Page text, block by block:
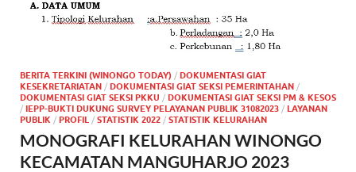
BERITA TERKINI (WINONGO TODAY) / DOKUMENTASI GIAT
KESEKRETARIATAN / DOKUMENTASI GIAT SEKSI PEMERINTAHAN /
DOKUMENTASI GIAT SEKSI PKKU / DOKUMENTASI GIAT SEKSI PM & KESOS
/ IEPP-BUKTI DUKUNG SURVEY PELAYANAN PUBLIK 31082023 / LAYANAN
PUBLIK / PROFIL / STATISTIK 2022 / STATISTIK KELURAHAN
MONOGRAFI KELURAHAN WINONGO
KECAMATAN MANGUHARJO 2023